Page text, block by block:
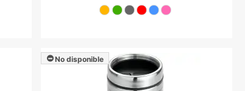
No disponible